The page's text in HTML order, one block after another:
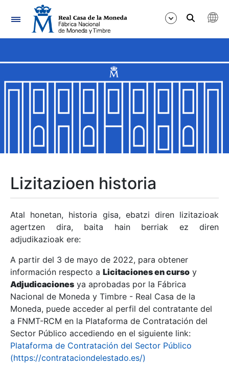
Nabigazioa
Erakutsi/Ezkutatu
Erakutsi/Ezkutatu
Erakutsi/Ezkutatu
Erakutsi/Ezkutatu
Erakutsi/Ezkutatu
Erakutsi/Ezkutatu
Erakutsi/Ezkutatu
Lizitazioen historia
Atal honetan, historia gisa, ebatzi diren lizitazioak
agertzen dira, baita hain berriak ez diren
adjudikazioak ere:
A partir del 3 de mayo de 2022, para obtener
información respecto a Licitaciones en curso y
Adjudicaciones ya aprobadas por la Fábrica
Nacional de Moneda y Timbre - Real Casa de la
Moneda, puede acceder al perfil del contratante del
a FNMT-RCM en la Plataforma de Contratación del
Sector Público accediendo en el siguiente link:
Plataforma de Contratación del Sector Público
(https://contrataciondelestado.es/)